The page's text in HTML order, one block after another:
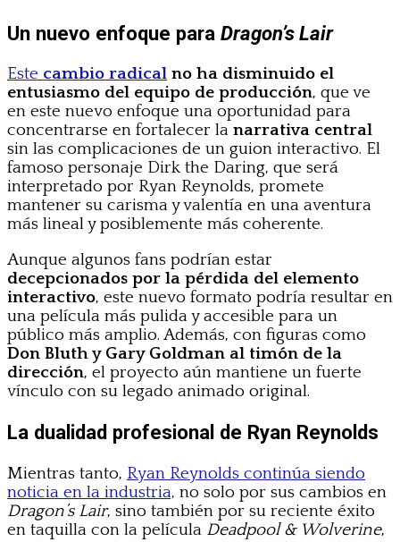
Un nuevo enfoque para Dragon’s Lair
Este cambio radical no ha disminuido el
entusiasmo del equipo de producción, que ve
en este nuevo enfoque una oportunidad para
concentrarse en fortalecer la narrativa central
sin las complicaciones de un guion interactivo. El
famoso personaje Dirk the Daring, que será
interpretado por Ryan Reynolds, promete
mantener su carisma y valentía en una aventura
más lineal y posiblemente más coherente.
Aunque algunos fans podrían estar
decepcionados por la pérdida del elemento
interactivo, este nuevo formato podría resultar en
una película más pulida y accesible para un
público más amplio. Además, con figuras como
Don Bluth y Gary Goldman al timón de la
dirección, el proyecto aún mantiene un fuerte
vínculo con su legado animado original.
La dualidad profesional de Ryan Reynolds
Mientras tanto, Ryan Reynolds continúa siendo
noticia en la industria, no solo por sus cambios en
Dragon’s Lair, sino también por su reciente éxito
en taquilla con la película Deadpool & Wolverine,